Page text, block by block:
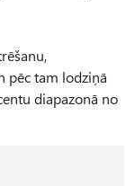
pēc tam lodziņā
diapazonā no